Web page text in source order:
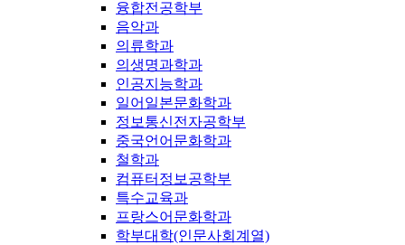
융합전공학부
음악과
의류학과
의생명과학과
인공지능학과
일어일본문화학과
정보통신전자공학부
중국언어문화학과
철학과
컴퓨터정보공학부
특수교육과
프랑스어문화학과
학부대학(인문사회계열)